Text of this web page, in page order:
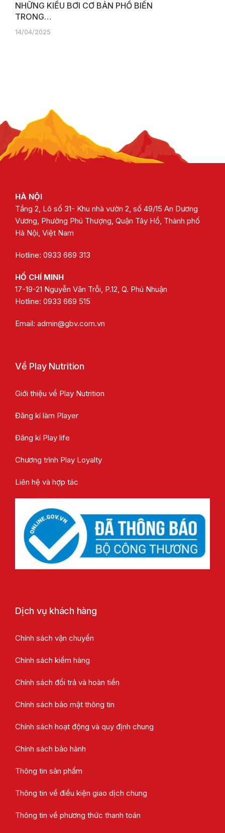
NHỮNG KIỂU BƠI CƠ BẢN PHỔ BIẾN
TRONG…
14/04/2025
HÀ NỘI
Tầng 2, Lô số 31- Khu nhà vườn 2, số 49/15 An Dương
Vương, Phường Phú Thượng, Quận Tây Hồ, Thành phố
Hà Nội, Việt Nam
Hotline: 0933 669 313
HỒ CHÍ MINH
17-19-21 Nguyễn Văn Trỗi, P.12, Q. Phú Nhuận
Hotline: 0933 669 515
Email: admin@gbv.com.vn
Về Play Nutrition
Giới thiệu về Play Nutrition
Đăng kí làm Player
Đăng kí Play life
Chương trình Play Loyalty
Liên hệ và hợp tác
Dịch vụ khách hàng
Chính sách vận chuyển
Chính sách kiểm hàng
Chính sách đổi trả và hoàn tiền
Chính sách bảo mật thông tin
Chính sách hoạt động và quy định chung
Chính sách bảo hành
Thông tin sản phẩm
Thông tin về điều kiện giao dịch chung
Thông tin về phương thức thanh toán